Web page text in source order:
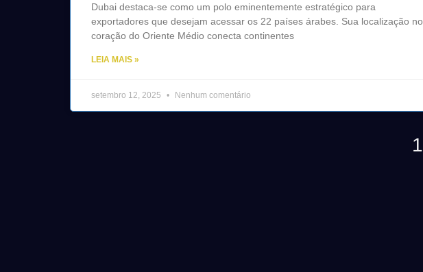
Dubai destaca-se como um polo eminentemente estratégico para
exportadores que desejam acessar os 22 países árabes. Sua localização no
coração do Oriente Médio conecta continentes
LEIA MAIS »
setembro 12, 2025 Nenhum comentário
1